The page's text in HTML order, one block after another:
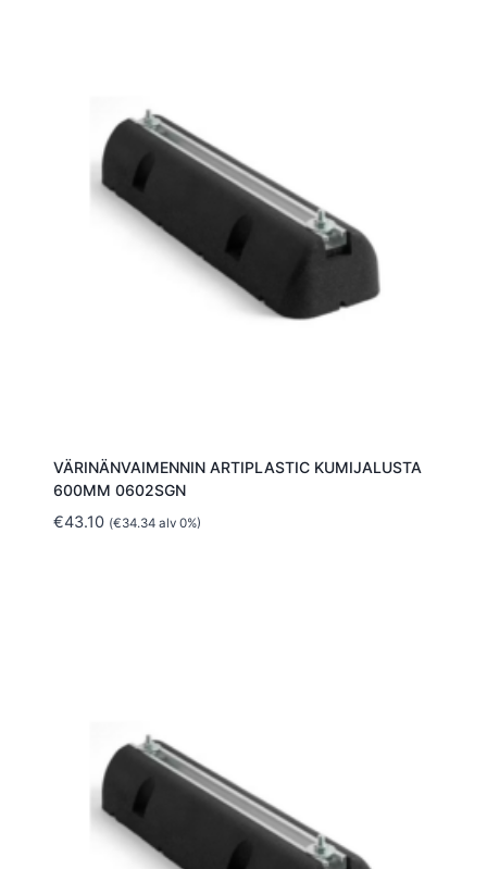
VÄRINÄNVAIMENNIN ARTIPLASTIC KUMIJALUSTA
600MM 0602SGN
€43.10 (€34.34alv 0%)